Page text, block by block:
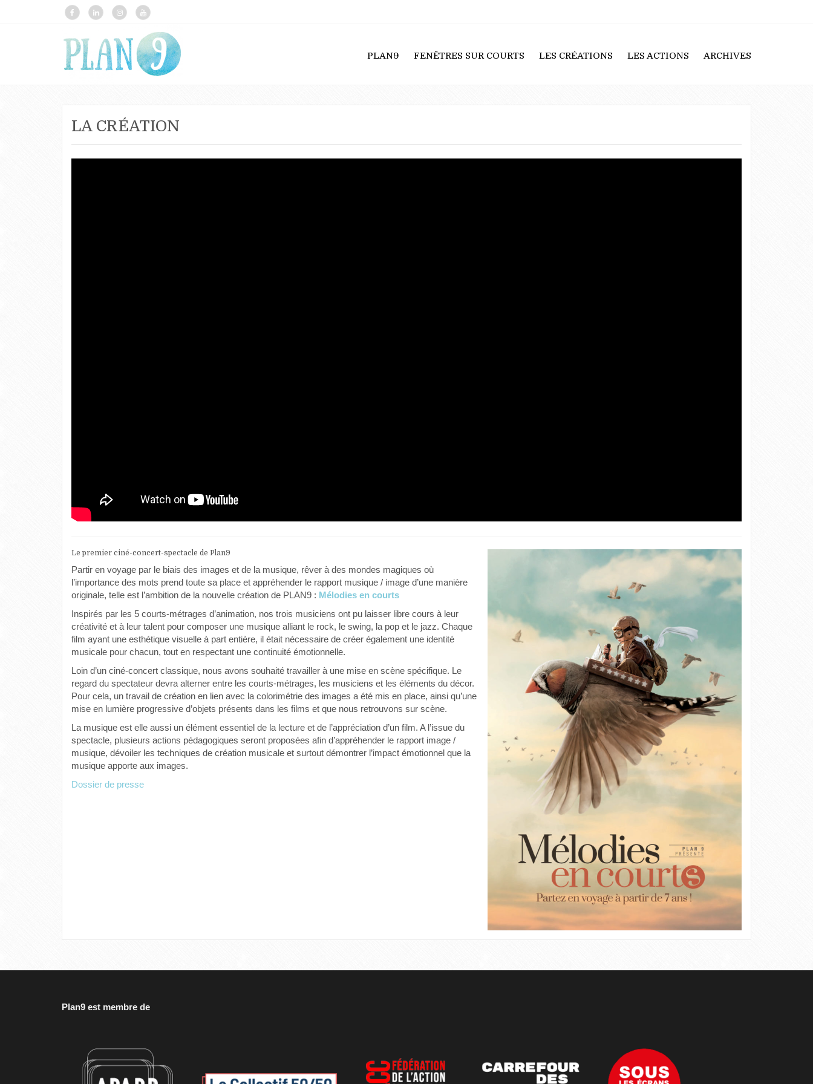
PLAN9 FENÊTRES SUR COURTS LES CRÉATIONS LES ACTIONS ARCHIVES
LA CRÉATION
Le premier ciné-concert-spectacle de Plan9
Partir en voyage par le biais des images et de la musique, rêver à des mondes magiques où
l’importance des mots prend toute sa place et appréhender le rapport musique / image d’une manière
originale, telle est l’ambition de la nouvelle création de PLAN9 : Mélodies en courts
Inspirés par les 5 courts-métrages d’animation, nos trois musiciens ont pu laisser libre cours à leur
créativité et à leur talent pour composer une musique alliant le rock, le swing, la pop et le jazz. Chaque
film ayant une esthétique visuelle à part entière, il était nécessaire de créer également une identité
musicale pour chacun, tout en respectant une continuité émotionnelle.
Loin d’un ciné-concert classique, nous avons souhaité travailler à une mise en scène spécifique. Le
regard du spectateur devra alterner entre les courts-métrages, les musiciens et les éléments du décor.
Pour cela, un travail de création en lien avec la colorimétrie des images a été mis en place, ainsi qu’une
mise en lumière progressive d’objets présents dans les films et que nous retrouvons sur scène.
La musique est elle aussi un élément essentiel de la lecture et de l’appréciation d’un film. A l’issue du
spectacle, plusieurs actions pédagogiques seront proposées afin d’appréhender le rapport image /
musique, dévoiler les techniques de création musicale et surtout démontrer l’impact émotionnel que la
musique apporte aux images.
Dossier de presse
Plan9 est membre de